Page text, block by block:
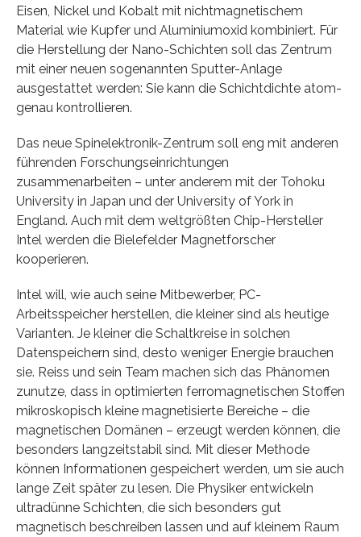
Eisen, Nickel und Kobalt mit nichtmagnetischem
Material wie Kupfer und Aluminiumoxid kombiniert. Für
die Herstellung der Nano-Schichten soll das Zentrum
mit einer neuen sogenannten Sputter-Anlage
ausgestattet werden: Sie kann die Schichtdichte atom-
genau kontrollieren.
Das neue Spinelektronik-Zentrum soll eng mit anderen
führenden Forschungseinrichtungen
zusammenarbeiten – unter anderem mit der Tohoku
University in Japan und der University of York in
England. Auch mit dem weltgrößten Chip-Hersteller
Intel werden die Bielefelder Magnetforscher
kooperieren.
Intel will, wie auch seine Mitbewerber, PC-
Arbeitsspeicher herstellen, die kleiner sind als heutige
Varianten. Je kleiner die Schaltkreise in solchen
Datenspeichern sind, desto weniger Energie brauchen
sie. Reiss und sein Team machen sich das Phänomen
zunutze, dass in optimierten ferromagnetischen Stoffen
mikroskopisch kleine magnetisierte Bereiche – die
magnetischen Domänen – erzeugt werden können, die
besonders langzeitstabil sind. Mit dieser Methode
können Informationen gespeichert werden, um sie auch
lange Zeit später zu lesen. Die Physiker entwickeln
ultradünne Schichten, die sich besonders gut
magnetisch beschreiben lassen und auf kleinem Raum